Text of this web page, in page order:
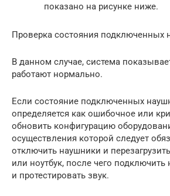
показано на рисунке ниже.
Проверка состояния подключенных
В данном случае, система
работают нормально.
Если состояние подключенных
определяется как ошибочное или
обновить конфигурацию
осуществления которой следует
отключить наушники и
или ноутбук, после чего
и протестировать звук.